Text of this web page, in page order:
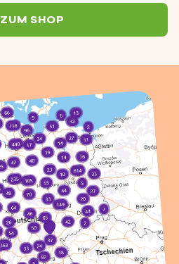
ZUM SHOP